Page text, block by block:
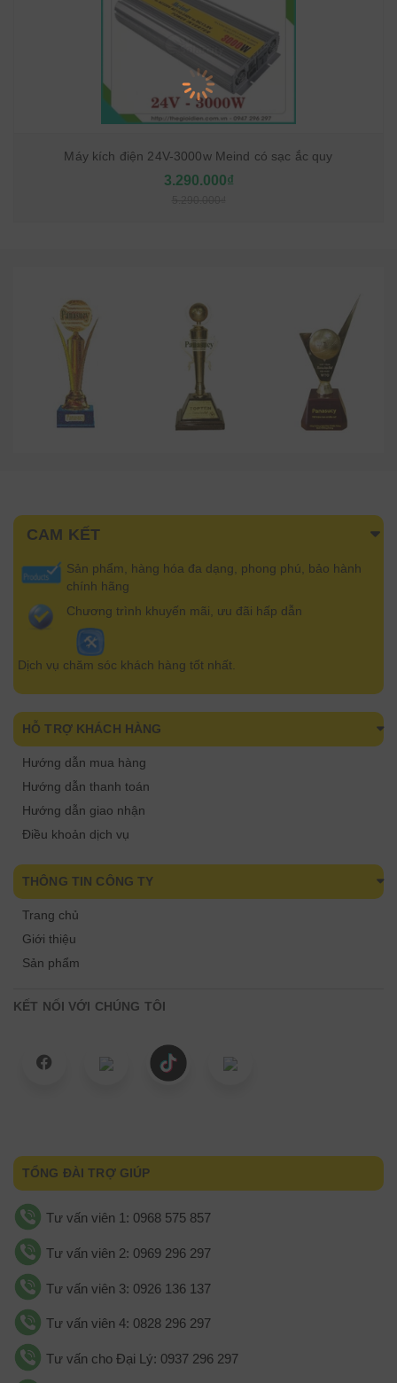
Máy kích điện 24V-3000w Meind có sạc ắc quy
3.290.000₫
CAM KẾT
Sản phẩm, hàng hóa đa dạng, phong phú, bảo hành
chính hãng
Chương trình khuyến mãi, ưu đãi hấp dẫn
Dịch vụ chăm sóc khách hàng tốt nhất.
HỖ TRỢ KHÁCH HÀNG
Hướng dẫn mua hàng
Hướng dẫn thanh toán
Hướng dẫn giao nhận
Điều khoản dịch vụ
THÔNG TIN CÔNG TY
Trang chủ
Giới thiệu
Sản phẩm
KẾT NỐI VỚI CHÚNG TÔI
TỔNG ĐÀI TRỢ GIÚP
Tư vấn viên 1: 0968 575 857
Tư vấn viên 2: 0969 296 297
Tư vấn viên 3: 0926 136 137
Tư vấn viên 4: 0828 296 297
Tư vấn cho Đại Lý: 0937 296 297